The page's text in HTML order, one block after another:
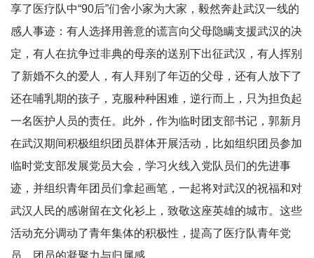
享了医疗队中“90后”们舍小家为大家，毅然奔赴武汉一线的
感人事迹：有人选择用善意的谎言向父母隐瞒支援武汉的决
定，有人在抗争过非典的母亲的送别下出征武汉，有人挥别
了新婚不久的爱人，有人拜别了年迈的父母，还有人放下了
还在哺乳期的孩子，克服种种困难，逆行而上，只为担负起
一名医护人员的责任。此外，作为临时团支部书记，郭新月
在武汉期间积极组织团员群体开展活动，比如组织团员参加
临时党支部发展党员大会，学习火线入党队员们的先进事
迹，并组织青年团员们拿起画笔，一起将对武汉的祝福和对
武汉人民的感谢留在文化衫上，致敬这座英雄的城市。这些
活动充分调动了青年集体的积极性，提高了医疗队青年党